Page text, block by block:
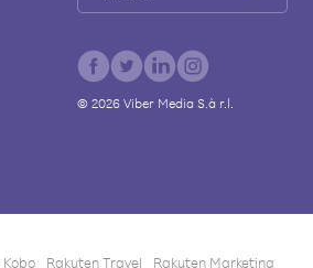
© 2026Viber Media S.à r.l.
Rakuten Travel Rakuten Marketing